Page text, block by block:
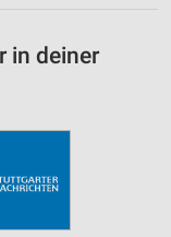
in deiner